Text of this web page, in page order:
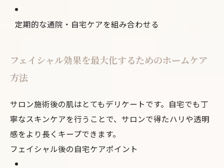
定期的な通院・自宅ケアを組み合わせる
フェイシャル効果を最大化するためのホームケア
方法
サロン施術後の肌はとてもデリケートです。自宅でも丁
寧なスキンケアを行うことで、サロンで得たハリや透明
感をより長くキープできます。
フェイシャル後の自宅ケアポイント